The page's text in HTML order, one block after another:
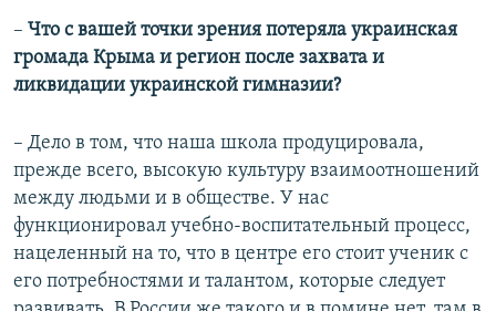
– Что с вашей точки зрения потеряла украинская
громада Крыма и регион после захвата и
ликвидации украинской гимназии?
– Дело в том, что наша школа продуцировала,
прежде всего, высокую культуру взаимоотношений
между людьми и в обществе. У нас
функционировал учебно-воспитательный процесс,
нацеленный на то, что в центре его стоит ученик с
его потребностями и талантом, которые следует